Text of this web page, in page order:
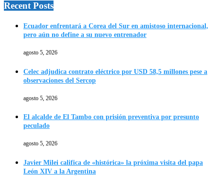
Recent Posts
Ecuador enfrentará a Corea del Sur en amistoso internacional,
pero aún no define a su nuevo entrenador
agosto 5, 2026
Celec adjudica contrato eléctrico por USD 58,5 millones pese a
observaciones del Sercop
agosto 5, 2026
El alcalde de El Tambo con prisión preventiva por presunto
peculado
agosto 5, 2026
Javier Milei califica de «histórica» la próxima visita del papa
León XIV a la Argentina